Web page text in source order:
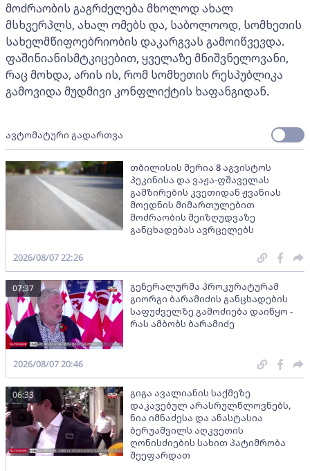
მოძრაობის გაგრძელება მხოლოდ ახალ
მსხვერპლს, ახალ ომებს და, საბოლოოდ, სომხეთის
სახელმწიფოებრიობის დაკარგვას გამოიწვევდა.
ფაშინიანისმტკიცებით, ყველაზე მნიშვნელოვანი,
რაც მოხდა, არის ის, რომ სომხეთის რესპუბლიკა
გამოვიდა მუდმივი კონფლიქტის ხაფანგიდან.
ავტომატური გადართვა
თბილისის მერია 8 აგვისტოს
პეკინისა და ვაჟა-ფშაველას
გამზირების კვეთიდან ჟვანიას
მოედნის მიმართულებით
მოძრაობის შეიზღუდვაზე
განცხადებას ავრცელებს
2026/08/07 22:26
გენერალურმა პროკურატურამ
გიორგი ბარამიძის განცხადების
საფუძველზე გამოძიება დაიწყო -
რას ამბობს ბარამიძე
07:37
2026/08/07 20:46
გიგა ავალიანის საქმეზე
დაკავებულ არასრულწლოვნებს,
ნია იმნაძესა და ანასტასია
ბერუაშვილს აღკვეთის
ღონისძიების სახით პატიმრობა
შეეფარდათ
06:33